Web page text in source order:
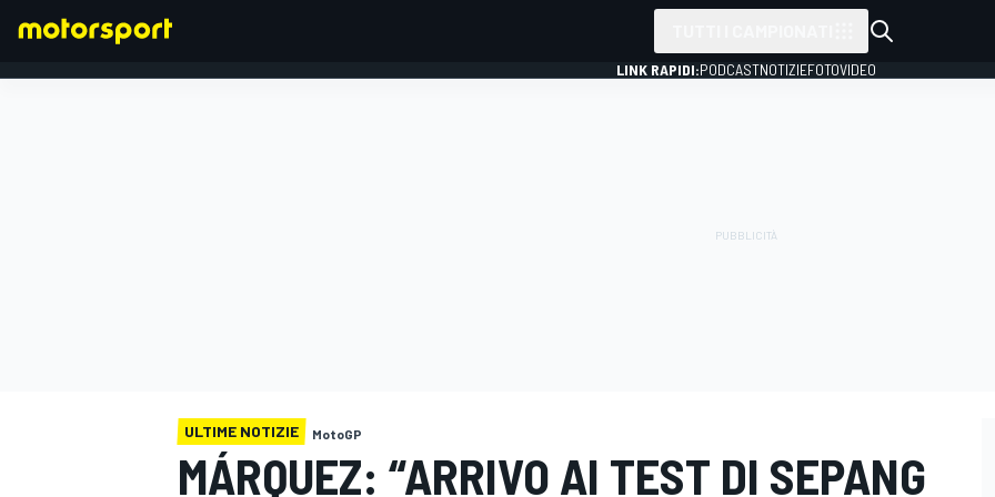
LINK RAPIDI:PODCASTNOTIZIEFOTOVIDEO
ULTIME NOTIZIE MotoGP
MÁRQUEZ: “ARRIVO AI TEST DI SEPANG